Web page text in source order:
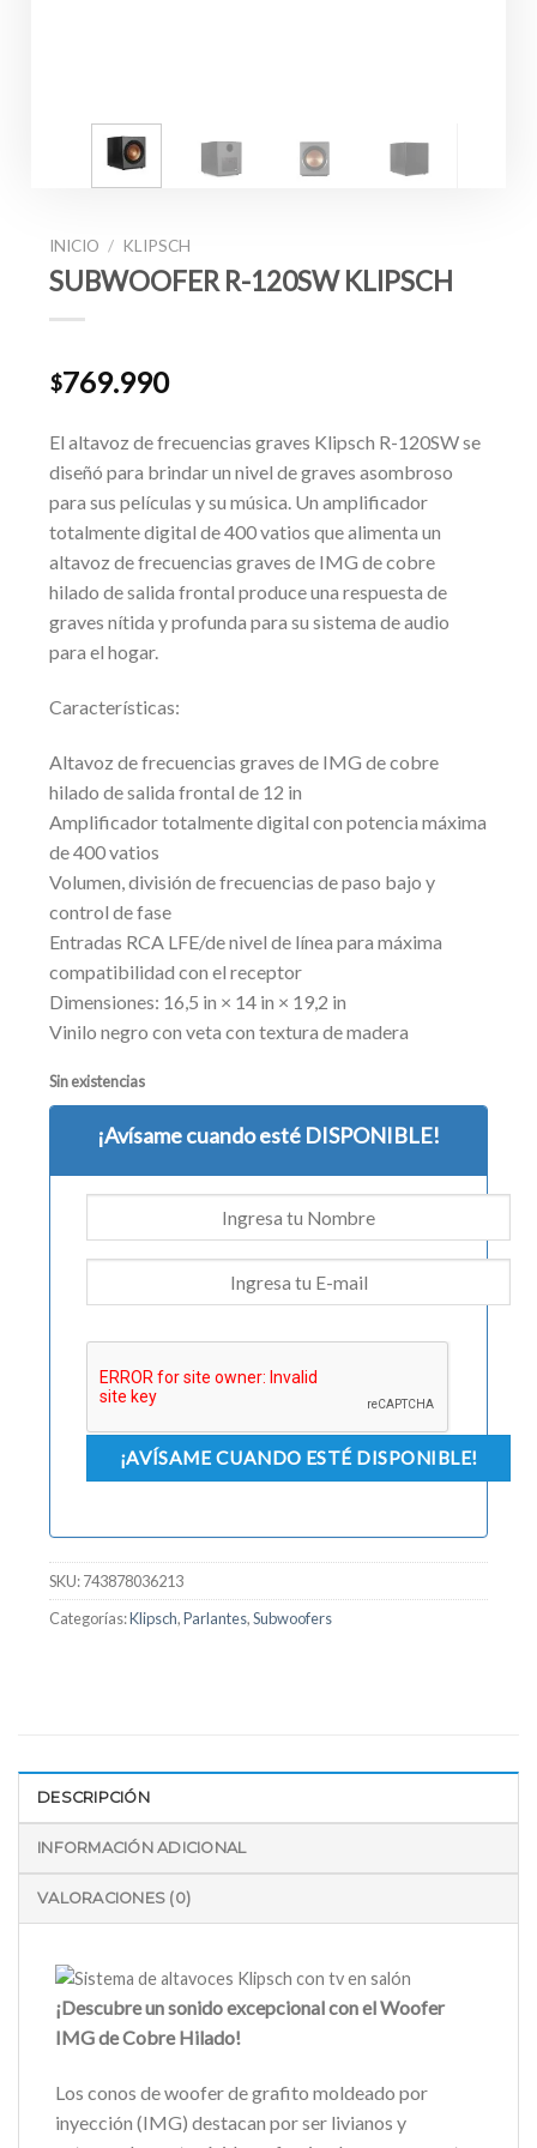
INICIO / KLIPSCH
SUBWOOFER R-120SW KLIPSCH
$769.990
El altavoz de frecuencias graves Klipsch R-120SW se
diseñó para brindar un nivel de graves asombroso
para sus películas y su música. Un amplificador
totalmente digital de 400 vatios que alimenta un
altavoz de frecuencias graves de IMG de cobre
hilado de salida frontal produce una respuesta de
graves nítida y profunda para su sistema de audio
para el hogar.
Características:
Altavoz de frecuencias graves de IMG de cobre
hilado de salida frontal de 12 in
Amplificador totalmente digital con potencia máxima
de 400 vatios
Volumen, división de frecuencias de paso bajo y
control de fase
Entradas RCA LFE/de nivel de línea para máxima
compatibilidad con el receptor
Dimensiones: 16,5 in × 14 in × 19,2 in
Vinilo negro con veta con textura de madera
Sin existencias
¡Avísame cuando esté DISPONIBLE!
SKU:743878036213
Categorías:Klipsch,Parlantes,Subwoofers
DESCRIPCIÓN
INFORMACIÓN ADICIONAL
VALORACIONES (0)
¡Descubre un sonido excepcional con el Woofer
IMG de Cobre Hilado!
Los conos de woofer de grafito moldeado por
inyección (IMG) destacan por ser livianos y